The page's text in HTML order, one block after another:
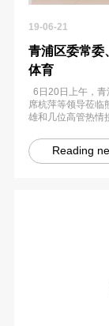
19-06-21
青浦区委常委
体育
6日20日上午，
席杭萍等领导莅临
雄和几位高管热情
Reading